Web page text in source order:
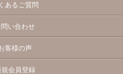
あるご質問
問い合わせ
客様の声
規会員登録